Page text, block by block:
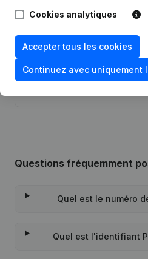
23-11-2023 Siège
10-10-2019 Siège
05-06-2018
Questions fréquemment
Quel est le numéro
Quel est l'identifiant
Cookies analytiques
Accepter tous les cookies
Continuez avec uniquement